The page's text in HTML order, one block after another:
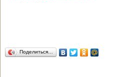
Поделиться…